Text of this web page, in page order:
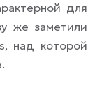
для
же заметили
над которой